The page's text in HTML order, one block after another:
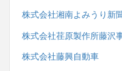
株式会社湘南よみうり新
株式会社荏原製作所藤沢
株式会社藤興自動車